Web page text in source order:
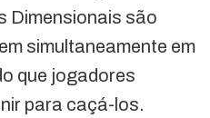
Dimensionais são
simultaneamente em
que jogadores
para caçá-los.